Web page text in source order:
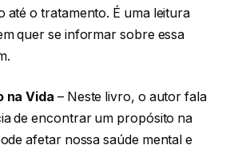
até o tratamento. É uma leitura
quer se informar sobre essa
na Vida – Neste livro, o autor fala
de encontrar um propósito na
afetar nossa saúde mental e